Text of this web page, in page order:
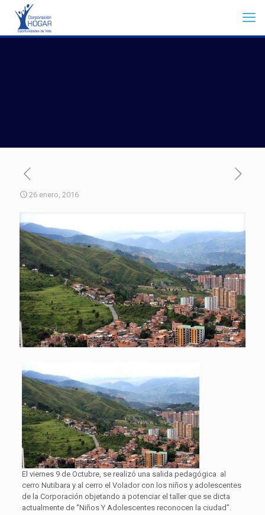
26 enero, 2016
El viernes 9 de Octubre, se realizó una salida pedagógica al
cerro Nutibara y al cerro el Volador con los niños y adolescentes
de la Corporación objetando a potenciar el taller que se dicta
actualmente de ‘’Niños Y Adolescentes reconocen la ciudad’’.